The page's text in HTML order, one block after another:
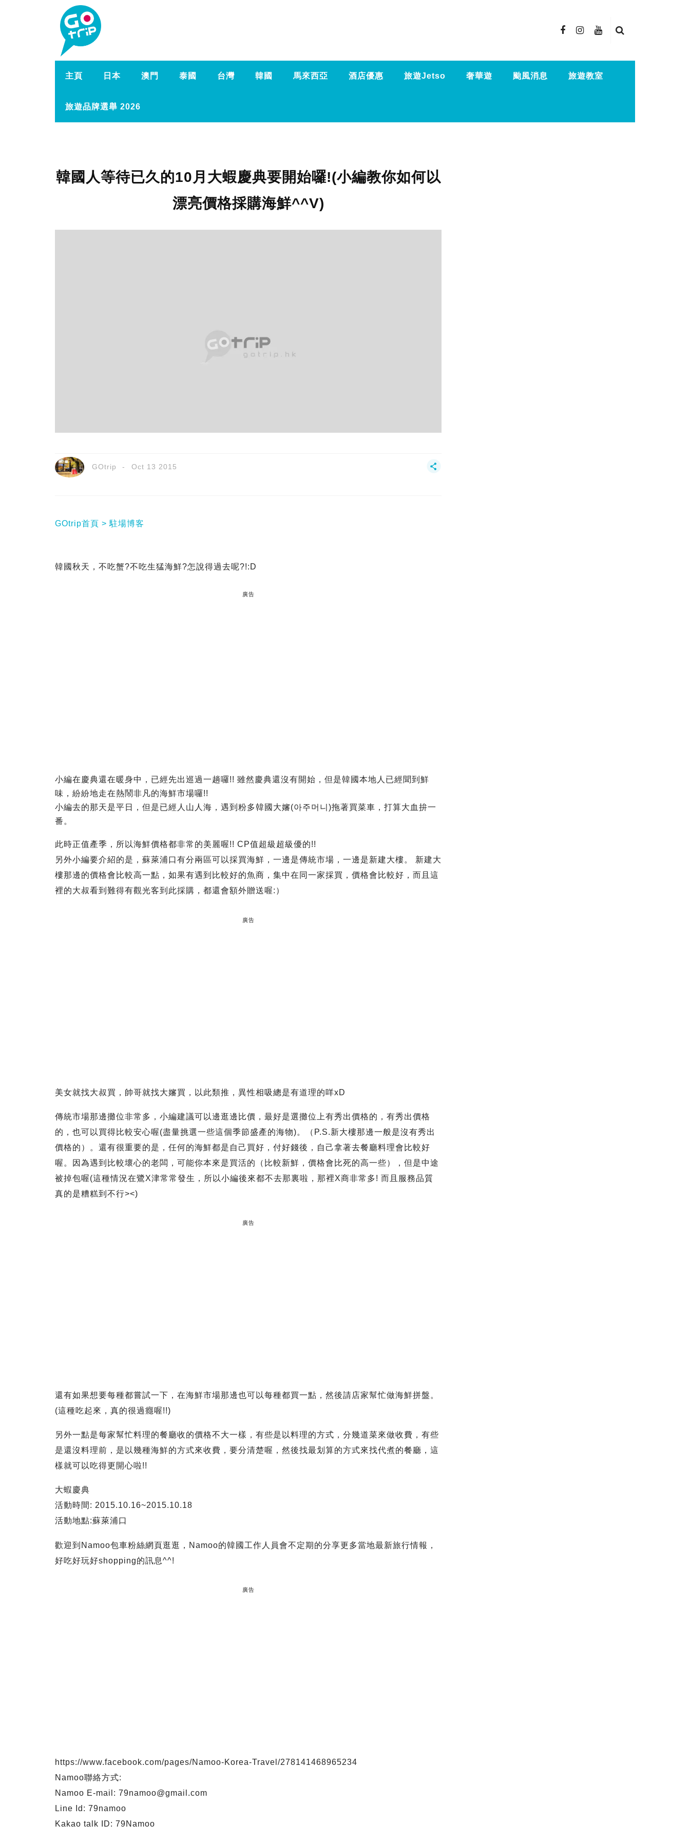
主頁 日本 澳門 泰國 台灣 韓國 馬來西亞 酒店優惠 旅遊Jetso 奢華遊 颱風消息 旅遊教室
旅遊品牌選舉 2026
韓國人等待已久的10月大蝦慶典要開始囉!(小編教你如何以
漂亮價格採購海鮮^^V)
GOtrip Oct 13 2015
GOtrip首頁 駐場博客
韓國秋天，不吃蟹?不吃生猛海鮮?怎說得過去呢?!:D
廣告
小編在慶典還在暖身中，已經先出巡過一趟囉!! 雖然慶典還沒有開始，但是韓國本地人已經聞到鮮
味，紛紛地走在熱鬧非凡的海鮮市場囉!!
小編去的那天是平日，但是已經人山人海，遇到粉多韓國大嬸(아주머니)拖著買菜車，打算大血拚一
番。
此時正值產季，所以海鮮價格都非常的美麗喔!! CP值超級超級優的!!
另外小編要介紹的是，蘇萊浦口有分兩區可以採買海鮮，一邊是傳統市場，一邊是新建大樓。 新建大
樓那邊的價格會比較高一點，如果有遇到比較好的魚商，集中在同一家採買，價格會比較好，而且這
裡的大叔看到難得有觀光客到此採購，都還會額外贈送喔:）
廣告
美女就找大叔買，帥哥就找大嬸買，以此類推，異性相吸總是有道理的咩xD
傳統市場那邊攤位非常多，小編建議可以邊逛邊比價，最好是選攤位上有秀出價格的，有秀出價格
的，也可以買得比較安心喔(盡量挑選一些這個季節盛產的海物)。（P.S.新大樓那邊一般是沒有秀出
價格的）。還有很重要的是，任何的海鮮都是自己買好，付好錢後，自己拿著去餐廳料理會比較好
喔。因為遇到比較壞心的老闆，可能你本來是買活的（比較新鮮，價格會比死的高一些），但是中途
被掉包喔(這種情況在鷺X津常常發生，所以小編後來都不去那裏啦，那裡X商非常多! 而且服務品質
真的是糟糕到不行><)
廣告
還有如果想要每種都嘗試一下，在海鮮市場那邊也可以每種都買一點，然後請店家幫忙做海鮮拼盤。
(這種吃起來，真的很過癮喔!!)
另外一點是每家幫忙料理的餐廳收的價格不大一樣，有些是以料理的方式，分幾道菜來做收費，有些
是還沒料理前，是以幾種海鮮的方式來收費，要分清楚喔，然後找最划算的方式來找代煮的餐廳，這
樣就可以吃得更開心啦!!
大蝦慶典
活動時間: 2015.10.16~2015.10.18
活動地點:蘇萊浦口
歡迎到Namoo包車粉絲網頁逛逛，Namoo的韓國工作人員會不定期的分享更多當地最新旅行情報，
好吃好玩好shopping的訊息^^!
廣告
https://www.facebook.com/pages/Namoo-Korea-Travel/278141468965234
Namoo聯絡方式:
Namoo E-mail: 79namoo@gmail.com
Line Id: 79namoo
Kakao talk ID: 79Namoo